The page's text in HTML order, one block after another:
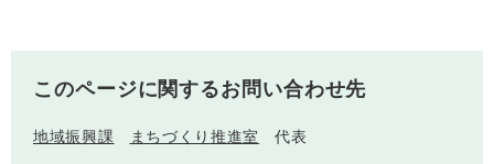
このページに関するお問い合わせ先
地域振興課 まちづくり推進室 代表